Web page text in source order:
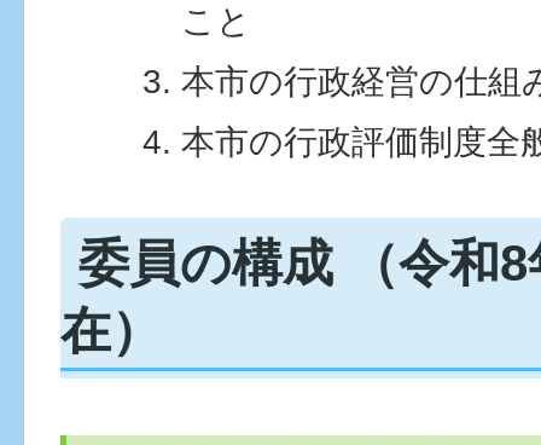
こと
本市の行政経営の仕組
本市の行政評価制度全
委員の構成 （令和
在）